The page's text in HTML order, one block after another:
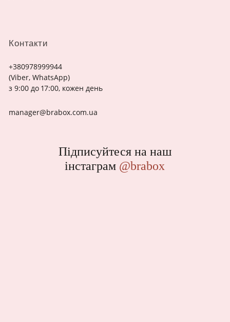
Контакти
+380978999944
(Viber, WhatsApp)
з 9:00 до 17:00, кожен день
manager@brabox.com.ua
Підписуйтеся на наш
інстаграм @brabox